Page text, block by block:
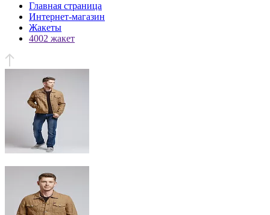
Главная страница
Интернет-магазин
Жакеты
4002 жакет